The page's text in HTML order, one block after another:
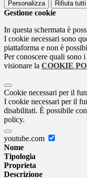
Personalizza Rifiuta tutti
Gestione cookie
In questa schermata è
I cookie necessari sono
piattaforma e non è
Per conoscere quali sono
visionare la COOKIE
Cookie necessari per il
I cookie necessari per il
disabilitati. È possibile
policy.
youtube.com
Nome
Tipologia
Proprieta
Descrizione